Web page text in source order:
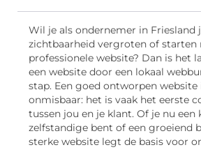
Wil je als ondernemer in Friesland
zichtbaarheid vergroten of starten
professionele website? Dan is het
een website door een lokaal
stap. Een goed ontworpen
onmisbaar: het is vaak het eerste
tussen jou en je klant. Of je nu een
zelfstandige bent of een groeiend
sterke website legt de basis voor